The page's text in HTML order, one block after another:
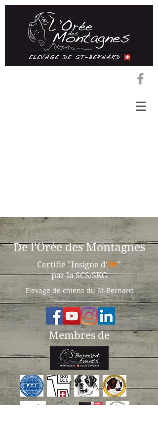
De l'Orée des Montagnes
Elevage de chiens du St-Bernard
Certifié "Insigne d'Or"
par la SCS/SKG
Membres de